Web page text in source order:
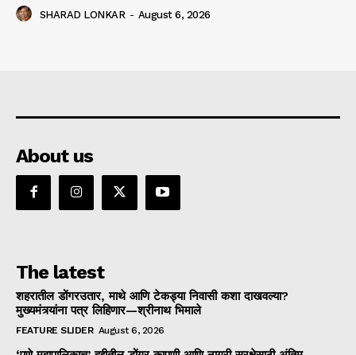
SHARAD LONKAR - August 6, 2026
About us
The latest
शहरातील डोंगरउतार, माथे आणि टेकड्या निवासी कशा दाखवल्या?
मुख्यमंत्र्यांना पत्र लिहिणार—श्रीनाथ भिमाले
FEATURE SLIDER August 6, 2026